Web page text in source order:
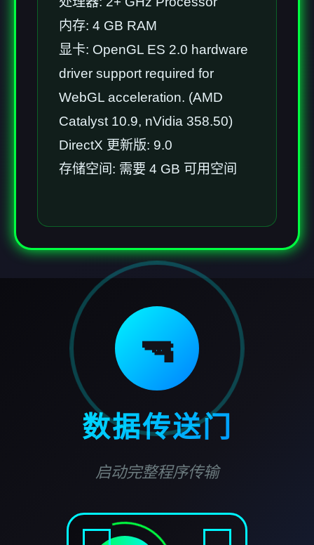
内存: 4 GB RAM
显卡: OpenGL ES 2.0 hardware
driver support required for
WebGL acceleration. (AMD
Catalyst 10.9, nVidia 358.50)
DirectX 更新版: 9.0
存储空间: 需要 4 GB 可用空间
🔫
数据传送门
启动完整程序传输